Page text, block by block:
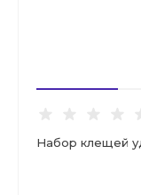
Набор клещей